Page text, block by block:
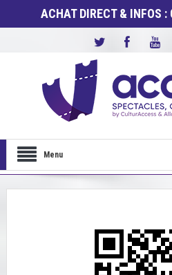
ACHAT DIRECT & INFOS
Menu